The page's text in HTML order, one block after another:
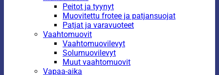
Peitot ja tyynyt
Muovitettu frotee ja patjansuojat
Patjat ja varavuoteet
Vaahtomuovit
Vaahtomuovilevyt
Solumuovilevyt
Muut vaahtomuovit
Vapaa-aika